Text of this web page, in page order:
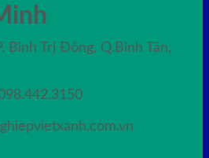
Bình Trị Đông, Q.Bình Tân,